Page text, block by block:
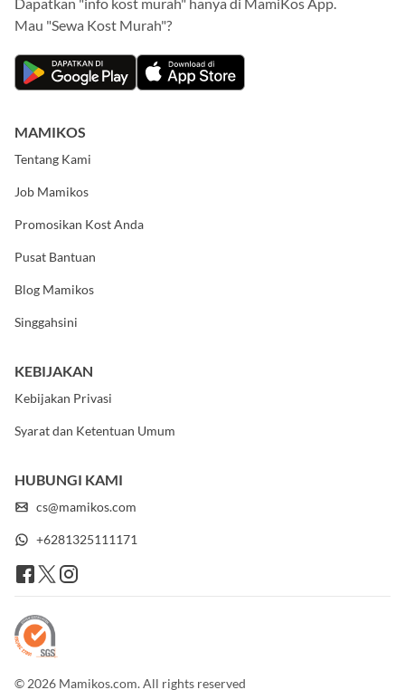
Mau "Sewa Kost Murah"?
MAMIKOS
Tentang Kami
Job Mamikos
Promosikan Kost Anda
Pusat Bantuan
Blog Mamikos
Singgahsini
KEBIJAKAN
Kebijakan Privasi
Syarat dan Ketentuan Umum
HUBUNGI KAMI
cs@mamikos.com
+6281325111171
© 2026 Mamikos.com. All rights reserved